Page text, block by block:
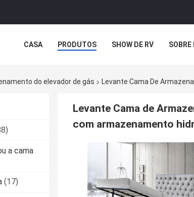
CASA PRODUTOS SHOW DE RV SOBRE
do elevador de gás Levante Cama De
a cama
(17)
Levante Cama de
com armazenamento